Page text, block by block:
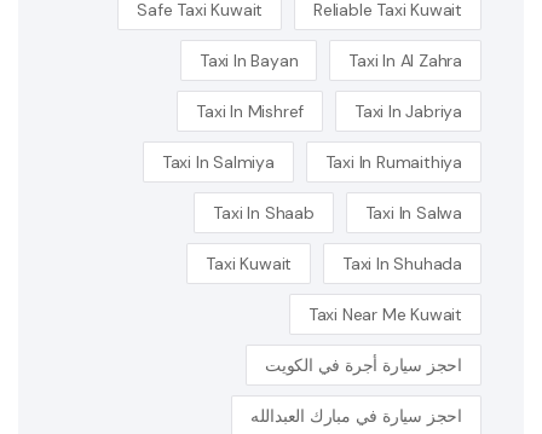
Reliable Taxi Kuwait
Safe Taxi Kuwait
Taxi In Al Zahra
Taxi In Bayan
Taxi In Jabriya
Taxi In Mishref
Taxi In Rumaithiya
Taxi In Salmiya
Taxi In Salwa
Taxi In Shaab
Taxi In Shuhada
Taxi Kuwait
Taxi Near Me Kuwait
احجز سيارة أجرة في الكويت
احجز سيارة في مبارك العبدالله